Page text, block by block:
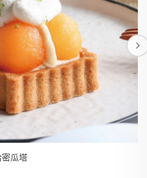
蘿蜜雅